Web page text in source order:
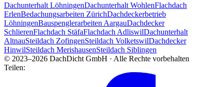
Dachunterhalt LöhningenDachunterhalt WohlenFlachdach
ErlenBedachungsarbeiten ZürichDachdeckerbetrieb
LöhningenBauspenglerarbeiten AargauDachdecker
SchlierenFlachdach StäfaFlachdach AdliswilDachunterhalt
AltnauSteildach ZofingenSteildach VolketswilDachdecker
HinwilSteildach MerishausenSteildach Siblingen
© 2023–2026 DachDicht GmbH · Alle Rechte vorbehalten
Teilen: